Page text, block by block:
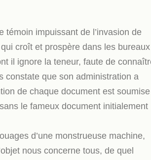
témoin impuissant de l’invasion de
croît et prospère dans les bureaux
il ignore la teneur, faute de
constate que son administration a
de chaque document est soumise
le fameux document initialement
d’une monstrueuse machine,
nous concerne tous, de quel